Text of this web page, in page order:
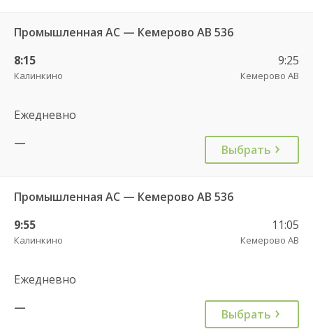
Промышленная АС — Кемерово АВ 536
8:15
Калинкино
9:25
Кемерово АВ
Ежедневно
—
Выбрать
Промышленная АС — Кемерово АВ 536
9:55
Калинкино
11:05
Кемерово АВ
Ежедневно
—
Выбрать